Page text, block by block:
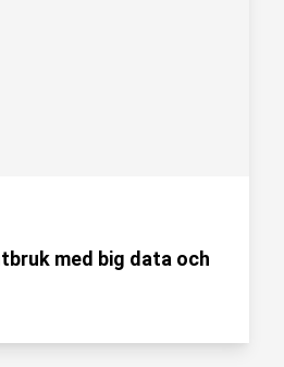
med big data och